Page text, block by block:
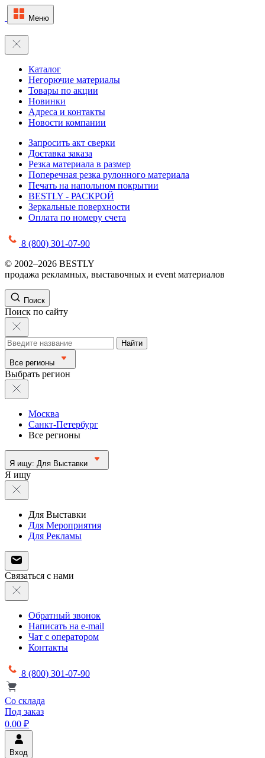
Меню
Каталог
Негорючие материалы
Товары по акции
Новинки
Адреса и контакты
Новости компании
Запросить акт сверки
Доставка заказа
Резка материала в размер
Поперечная резка рулонного материала
Печать на напольном покрытии
BESTLY - РАСКРОЙ
Зеркальные поверхности
Оплата по номеру счета
8 (800) 301-07-90
© 2002–2026 BESTLY
продажа рекламных, выставочных и event материалов
Поиск
Поиск по сайту
Найти
Все регионы
Выбрать регион
Москва
Санкт-Петербург
Все регионы
Я ищу: Для Выставки
Я ищу
Для Выставки
Для Мероприятия
Для Рекламы
Связаться с нами
Обратный звонок
Написать на e-mail
Чат с оператором
Контакты
8 (800) 301-07-90
Со склада
Под заказ
0.00 ₽
Вход